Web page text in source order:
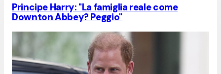
Principe Harry: "La famiglia reale come
Downton Abbey? Peggio"